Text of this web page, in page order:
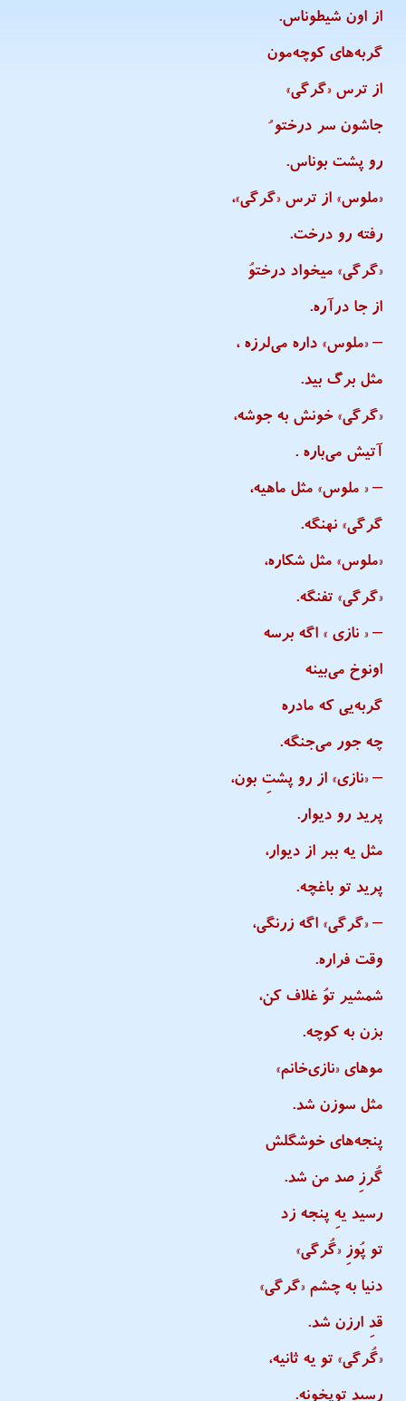
از اون شیطوناس.
گربه‌های کوچه‌مون
از ترس «گرگی»
جاشون سر درختو ُ
رو پشت بوناس.
«ملوس» از ترس «گرگی»،
رفته رو درخت.
«گرگی» میخواد درختوُ
از جا درآره.
– «ملوس» داره می‌لرزه ،
مثل برگ بید.
«گرگی» خونش به جوشه،
آتیش می‌باره .
– « ملوس» مثل ماهیه،
گرگی» نهنگه.
«ملوس» مثل شکاره،
«گرگی» تفنگه.
– « نازی » اگه برسه
اونوخ می‌بینه
گربه‌یی که مادره
چه جور می‌جنگه.
– «نازی» از رو پشتِ بون،
پرید رو دیوار.
مثل یه ببر از دیوار،
پرید تو باغچه.
– «گرگی» اگه زرنگی،
وقت فراره.
شمشیر توُ غلاف کن،
بزن به کوچه.
موهای «نازی‌خانم»
مثل سوزن شد.
پنجه‌های خوشگلش
گُرزِ صد من شد.
رسید یهِ پنجه زد
تو پُوزِ «گُرگی»
دنیا به چشم «گرگی»
قدِ ارزن شد.
«گُرگی» تو یه ثانیه،
رسید توپخونه.